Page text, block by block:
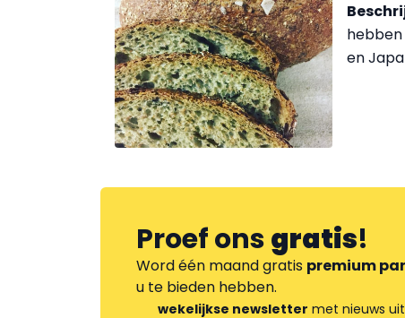
en
Proef onsgratis!
Word één maand gratis premium
u te bieden hebben.
wekelijkse newsletter met nieuws